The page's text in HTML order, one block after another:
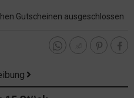
Gutscheinen ausgeschlossen